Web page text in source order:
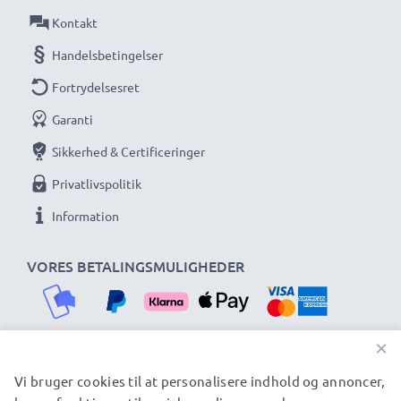
CELLONIC. Bestil nu for hurtig levering og 3 års
VORES BETALINGSMULIGHEDER
Kontakt
Handelsbetingelser
Fortrydelsesret
Garanti
Sikkerhed & Certificeringer
Privatlivspolitik
Information
VORES FORSENDELSESPARTNERE
×
Vi bruger cookies til at personalisere indhold og annoncer,